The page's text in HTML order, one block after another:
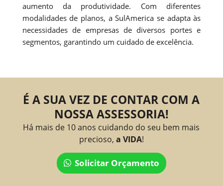
aumento da produtividade. Com diferentes
modalidades de planos, a SulAmerica se adapta às
necessidades de empresas de diversos portes e
segmentos, garantindo um cuidado de excelência.
É A SUA VEZ DE CONTAR COM A
NOSSA ASSESSORIA!
Há mais de 10 anos cuidando do seu bem mais
precioso, a VIDA!
Solicitar Orçamento